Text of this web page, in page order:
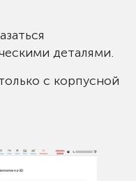
деталями.
с корпусной